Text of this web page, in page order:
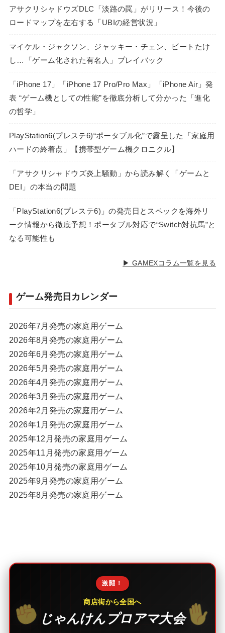
アサクリシャドウズDLC「淡路の罠」がリリース！今後の
ロードマップを左右する「UBIの経営状況」
マイケル・ジャクソン、ジャッキー・チェン、ビートたけ
し…「ゲーム化された有名人」プレイバック
「iPhone 17」「iPhone 17 Pro/Pro Max」「iPhone Air」発
表 “ゲーム機としての性能”を徹底分析して分かった「進化
の哲学」
PlayStation6(プレステ6)“ポータブル化”で露呈した「家庭用
ハードの終着点」【携帯型ゲーム機クロニクル】
「アサクリシャドウズ炎上騒動」から読み解く「ゲームと
DEI」の本当の問題
「PlayStation6(プレステ6)」の発売日とスペックを海外リ
ーク情報から徹底予想！ポータブル対応で“Switch対抗馬”と
なる可能性も
▶ GAMEXコラム一覧を見る
ゲーム発売日カレンダー
2026年7月発売の家庭用ゲーム
2026年8月発売の家庭用ゲーム
2026年6月発売の家庭用ゲーム
2026年5月発売の家庭用ゲーム
2026年4月発売の家庭用ゲーム
2026年3月発売の家庭用ゲーム
2026年2月発売の家庭用ゲーム
2026年1月発売の家庭用ゲーム
2025年12月発売の家庭用ゲーム
2025年11月発売の家庭用ゲーム
2025年10月発売の家庭用ゲーム
2025年9月発売の家庭用ゲーム
2025年8月発売の家庭用ゲーム
激闘！
商店街から全国へ
じゃんけんプロアマ大会